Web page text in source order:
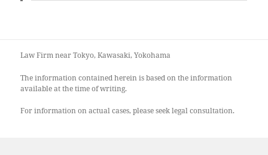
Law Firm near Tokyo, Kawasaki, Yokohama
The information contained herein is based on the information
available at the time of writing.
For information on actual cases, please seek legal consultation.